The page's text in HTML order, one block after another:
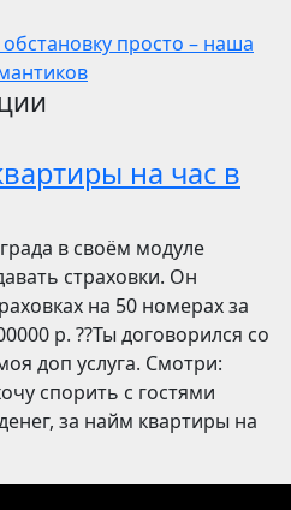
просто – наша
на час в
в своём модуле
страховки. Он
на 50 номерах за
р. ??Ты договорился со
доп услуга. Смотри:
спорить с гостями
за найм квартиры на